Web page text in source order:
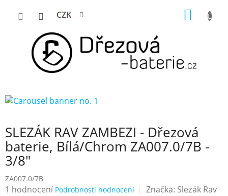
CZK
SLEZÁK RAV ZAMBEZI - Dřezová
baterie, Bílá/Chrom ZA007.0/7B -
3/8"
ZA007.0/7B
Průměrné
1 hodnocení Podrobnosti hodnocení Značka: Slezák Rav